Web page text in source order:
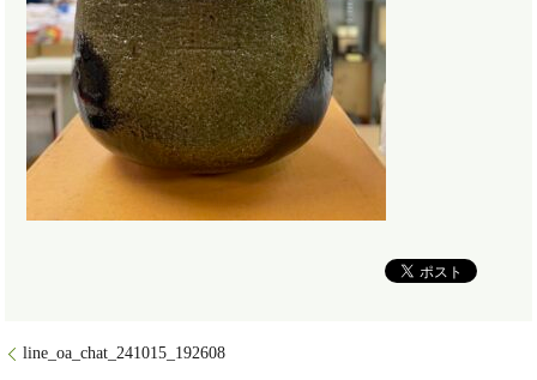
line_oa_chat_241015_192608